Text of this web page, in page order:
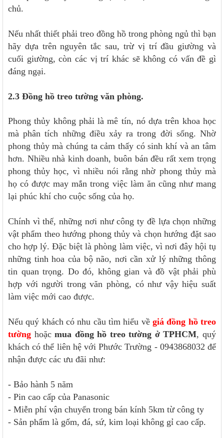
chủ.
Nếu nhất thiết phải treo đồng hồ trong phòng ngủ thì bạn
hãy dựa trên nguyên tắc sau, trừ vị trí đầu giường và
cuối giường, còn các vị trí khác sẽ không có vấn đề gì
đáng ngại.
2.3 Đồng hồ treo tường văn phòng.
Phong thủy không phải là mê tín, nó dựa trên khoa học
mà phân tích những điều xảy ra trong đời sống. Nhờ
phong thủy mà chúng ta cảm thấy có sinh khí và an tâm
hơn. Nhiều nhà kinh doanh, buôn bán đều rất xem trọng
phong thủy học, vì nhiều nói rằng nhờ phong thủy mà
họ có được may mắn trong việc làm ăn cũng như mang
lại phúc khí cho cuộc sống của họ.
Chính vì thế, những nơi như công ty đề lựa chọn những
vật phẩm theo hướng phong thủy và chọn hướng đặt sao
cho hợp lý. Đặc biệt là phòng làm việc, vì nơi đây hội tụ
những tinh hoa của bộ não, nơi cần xử lý những thông
tin quan trọng. Do đó, không gian và đồ vật phải phù
hợp với người trong văn phòng, có như vậy hiệu suất
làm việc mới cao được.
Nếu quý khách có nhu cầu tìm hiểu về giá đồng hồ treo
tường hoặcmua đồng hồ treo tường ở TPHCM, quý
khách có thể liên hệ với Phước Trường - 0943868032 để
nhận được các ưu đãi như:
- Bảo hành 5 năm
- Pin cao cấp của Panasonic
- Miễn phí vận chuyển trong bán kính 5km từ công ty
- Sản phẩm là gốm, đá, sứ, kim loại không gỉ cao cấp.